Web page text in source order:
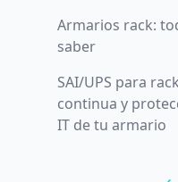
Armarios rack:
saber
SAI/UPS para
continua y
IT de tu armario